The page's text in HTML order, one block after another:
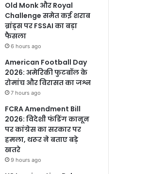
Old Monk और Royal
Challenge समेत कई शराब
ब्रांड्स पर FSSAI का बड़ा
फैसला
6 hours ago
American Football Day
2026: अमेरिकी फुटबॉल के
रोमांच और विरासत का जश्न
7 hours ago
FCRA Amendment Bill
2026: विदेशी फंडिंग कानून
पर कांग्रेस का सरकार पर
हमला, थरूर ने बताए बड़े
खतरे
9 hours ago